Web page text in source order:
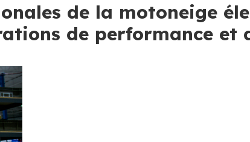
de la motoneige
de performance et